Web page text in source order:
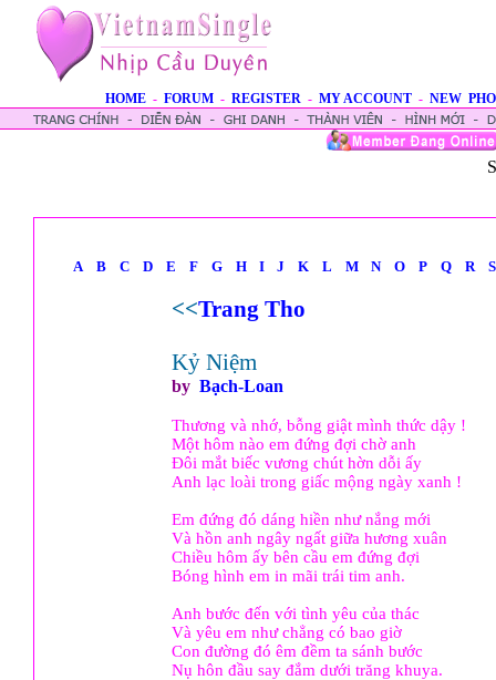
HOME - FORUM - REGISTER - MY ACCOUNT - NEW
A B C D E F G H I J K L M N O P Q R S
<<Trang Tho
Kỷ Niệm
by Bạch-Loan
Thương và nhớ, bỗng giật mình thức dậy !
Một hôm nào em đứng đợi chờ anh
Đôi mắt biếc vương chút hờn dỗi ấy
Anh lạc loài trong giấc mộng ngày xanh !
Em đứng đó dáng hiền như nắng mới
Và hồn anh ngây ngất giữa hương xuân
Chiều hôm ấy bên cầu em đứng đợi
Bóng hình em in mãi trái tim anh.
Anh bước đến với tình yêu của thác
Và yêu em như chẳng có bao giờ
Con đường đó êm đềm ta sánh bước
Nụ hôn đầu say đắm dưới trăng khuya.